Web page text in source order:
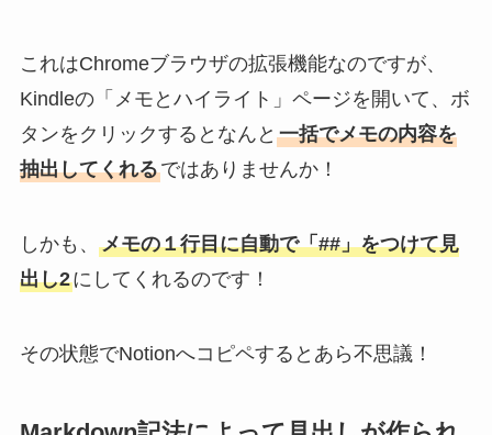
これはChromeブラウザの拡張機能なのですが、
Kindleの「メモとハイライト」ページを開いて、ボ
タンをクリックするとなんと 一括でメモの内容を
抽出してくれるではありませんか！
しかも、 メモの１行目に自動で「##」をつけて見
出し2にしてくれるのです！
その状態でNotionへコピペするとあら不思議！